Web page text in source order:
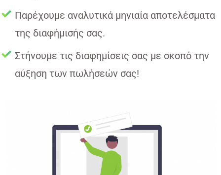
Παρέχουμε αναλυτικά μηνιαία αποτελέσματα
της διαφήμισής σας.
Στήνουμε τις διαφημίσεις σας με σκοπό την
αύξηση των πωλήσεών σας!